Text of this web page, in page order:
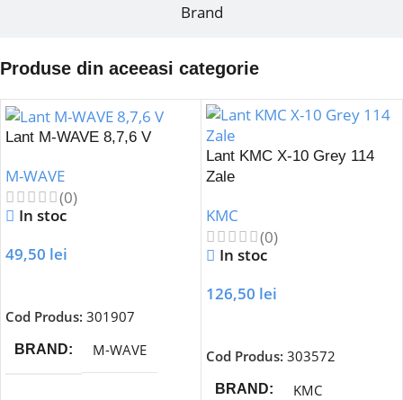
Brand
Produse din aceeasi categorie
Lant M-WAVE 8,7,6 V
M-WAVE
(0)
In stoc
49,50 lei
Cod Produs: 301907
BRAND M-WAVE
Lant KMC X-10 Grey 114
Zale
KMC
(0)
In stoc
126,50 lei
Cod Produs: 303572
BRAND KMC